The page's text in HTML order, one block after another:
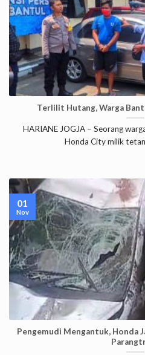
Terlilit Hutang, Warga
HARIANE JOGJA – Seorang
Honda City milik
Pengemudi Mengantuk, Honda
01
Nov